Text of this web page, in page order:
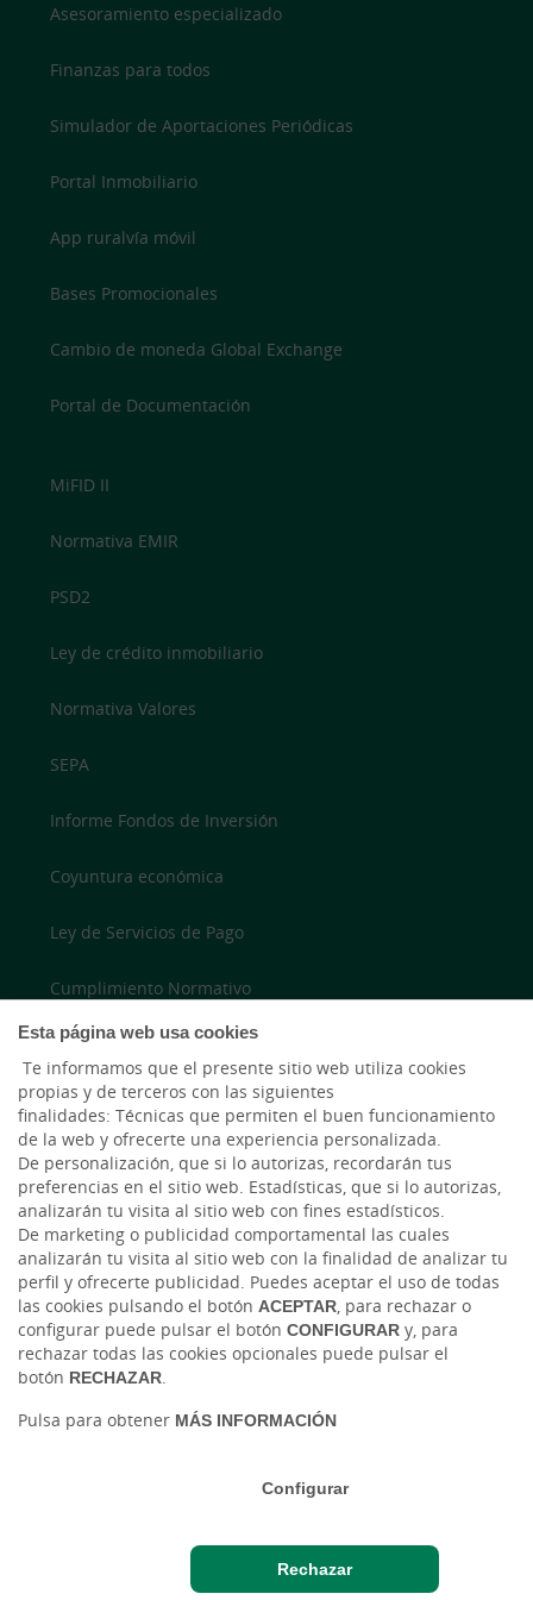
Esta página web usa cookies
Te informamos que el presente sitio web utiliza cookies
propias y de terceros con las siguientes
finalidades: Técnicas que permiten el buen funcionamiento
de la web y ofrecerte una experiencia personalizada.
De personalización, que si lo autorizas, recordarán tus
preferencias en el sitio web. Estadísticas, que si lo autorizas,
analizarán tu visita al sitio web con fines estadísticos.
De marketing o publicidad comportamental las cuales
analizarán tu visita al sitio web con la finalidad de analizar tu
perfil y ofrecerte publicidad. Puedes aceptar el uso de todas
las cookies pulsando el botón ACEPTAR, para rechazar o
configurar puede pulsar el botón CONFIGURAR y, para
rechazar todas las cookies opcionales puede pulsar el
botón RECHAZAR.
Pulsa para obtener MÁS INFORMACIÓN
Configurar
Rechazar
Asesoramiento especializado
Finanzas para todos
Simulador de Aportaciones Periódicas
Portal Inmobiliario
App ruralvía móvil
Bases Promocionales
Cambio de moneda Global Exchange
Portal de Documentación
MiFID II
Normativa EMIR
PSD2
Ley de crédito inmobiliario
Normativa Valores
SEPA
Informe Fondos de Inversión
Coyuntura económica
Ley de Servicios de Pago
Cumplimiento Normativo
Accesibilidad
LinkedIn
Instagram
Tablón de anuncios
Protección de datos